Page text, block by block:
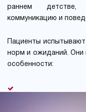
раннем детстве,
коммуникацию и
Пациенты
норм и ожиданий. Они
особенности: